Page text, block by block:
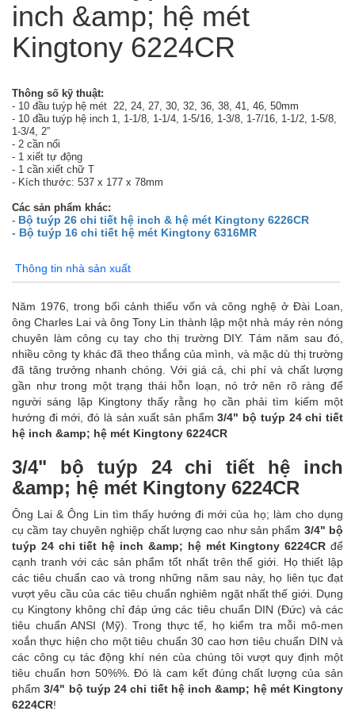
inch &amp; hệ mét
Kingtony 6224CR
Thông số kỹ thuật:
- 10 đầu tuýp hệ mét 22, 24, 27, 30, 32, 36, 38, 41, 46, 50mm
- 10 đầu tuýp hệ inch 1, 1-1/8, 1-1/4, 1-5/16, 1-3/8, 1-7/16, 1-1/2, 1-5/8,
1-3/4, 2”
- 2 cần nối
- 1 xiết tự động
- 1 cần xiết chữ T
- Kích thước: 537 x 177 x 78mm
Các sản phẩm khác:
- Bộ tuýp 26 chi tiết hệ inch & hệ mét Kingtony 6226CR
- Bộ tuýp 16 chi tiết hệ mét Kingtony 6316MR
Thông tin nhà sản xuất
Năm 1976, trong bối cảnh thiếu vốn và công nghệ ở Đài Loan,
ông Charles Lai và ông Tony Lin thành lập một nhà máy rèn nóng
chuyên làm công cụ tay cho thị trường DIY. Tám năm sau đó,
nhiều công ty khác đã theo thắng của mình, và mặc dù thị trường
đã tăng trưởng nhanh chóng. Với giá cả, chi phí và chất lượng
gần như trong một trạng thái hỗn loạn, nó trở nên rõ ràng để
người sáng lập Kingtony thấy rằng họ cần phải tìm kiếm một
hướng đi mới, đó là sản xuất sản phẩm3/4" bộ tuýp 24 chi tiết
hệ inch &amp; hệ mét Kingtony 6224CR
3/4" bộ tuýp 24 chi tiết hệ inch
&amp; hệ mét Kingtony 6224CR
Ông Lai & Ông Lin tìm thấy hướng đi mới của họ; làm cho dụng
cụ cầm tay chuyên nghiệp chất lượng cao như sản phẩm 3/4" bộ
tuýp 24 chi tiết hệ inch &amp; hệ mét Kingtony 6224CR để
cạnh tranh với các sản phẩm tốt nhất trên thế giới. Họ thiết lập
các tiêu chuẩn cao và trong những năm sau này, họ liên tục đạt
vượt yêu cầu của các tiêu chuẩn nghiêm ngặt nhất thế giới. Dụng
cụ Kingtony không chỉ đáp ứng các tiêu chuẩn DIN (Đức) và các
tiêu chuẩn ANSI (Mỹ). Trong thực tế, họ kiểm tra mỗi mô-men
xoắn thực hiện cho một tiêu chuẩn 30 cao hơn tiêu chuẩn DIN và
các công cụ tác động khí nén của chúng tôi vượt quy định một
tiêu chuẩn hơn 50%%. Đó là cam kết đúng chất lượng của sản
phẩm3/4" bộ tuýp 24 chi tiết hệ inch &amp; hệ mét Kingtony
6224CR!